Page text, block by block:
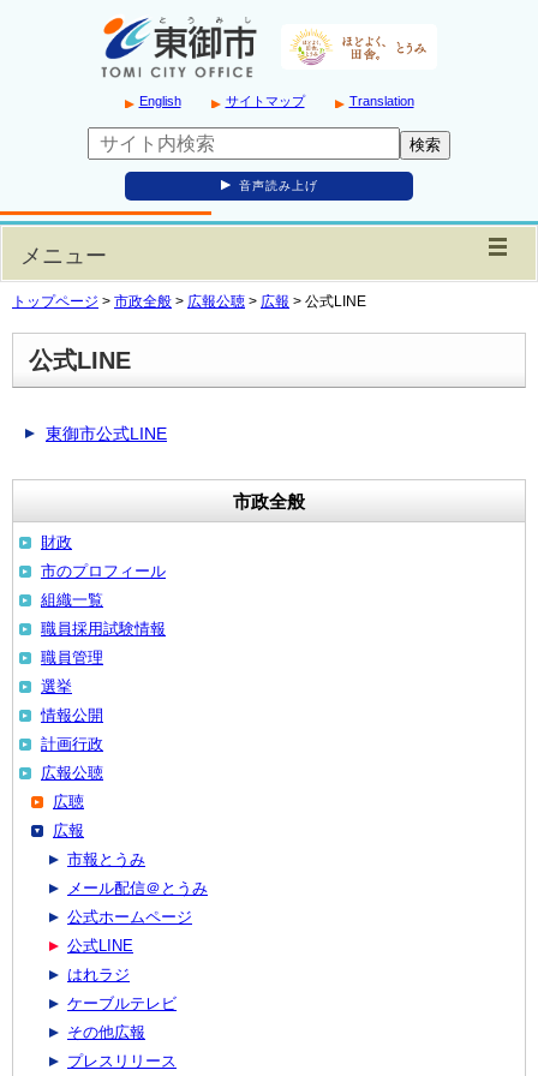
English サイトマップ Translation
音声読み上げ
メニュー
トップページ > 市政全般 > 広報公聴 > 広報 > 公式LINE
公式LINE
東御市公式LINE
市政全般
財政
市のプロフィール
組織一覧
職員採用試験情報
職員管理
選挙
情報公開
計画行政
広報公聴
広聴
広報
市報とうみ
メール配信＠とうみ
公式ホームページ
公式LINE
はれラジ
ケーブルテレビ
その他広報
プレスリリース